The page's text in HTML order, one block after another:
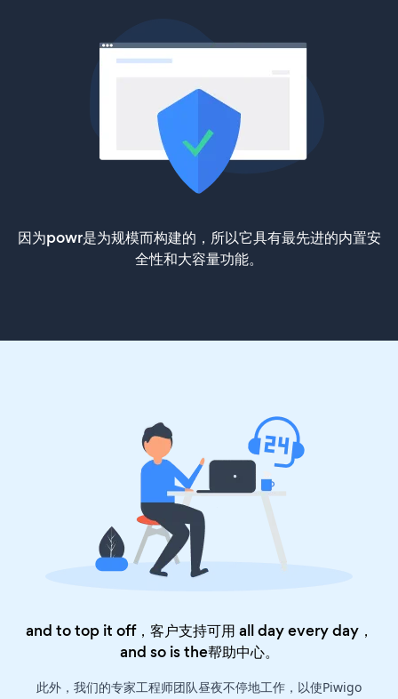
因为powr是为规模而构建的，所以它具有最先进的内置安
全性和大容量功能。
and to top it off，客户支持可用 all day every day，
and so is the帮助中心。
此外，我们的专家工程师团队昼夜不停地工作，以使Piwigo